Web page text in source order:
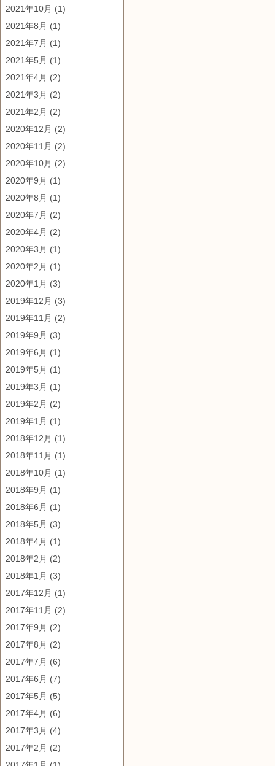
2021年10月 (1)
2021年8月 (1)
2021年7月 (1)
2021年5月 (1)
2021年4月 (2)
2021年3月 (2)
2021年2月 (2)
2020年12月 (2)
2020年11月 (2)
2020年10月 (2)
2020年9月 (1)
2020年8月 (1)
2020年7月 (2)
2020年4月 (2)
2020年3月 (1)
2020年2月 (1)
2020年1月 (3)
2019年12月 (3)
2019年11月 (2)
2019年9月 (3)
2019年6月 (1)
2019年5月 (1)
2019年3月 (1)
2019年2月 (2)
2019年1月 (1)
2018年12月 (1)
2018年11月 (1)
2018年10月 (1)
2018年9月 (1)
2018年6月 (1)
2018年5月 (3)
2018年4月 (1)
2018年2月 (2)
2018年1月 (3)
2017年12月 (1)
2017年11月 (2)
2017年9月 (2)
2017年8月 (2)
2017年7月 (6)
2017年6月 (7)
2017年5月 (5)
2017年4月 (6)
2017年3月 (4)
2017年2月 (2)